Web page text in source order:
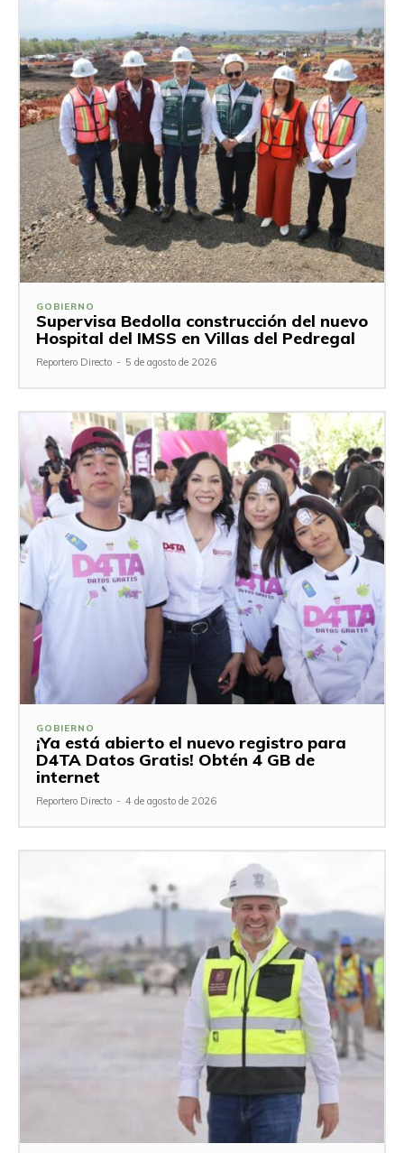
GOBIERNO
Supervisa Bedolla construcción del nuevo
Hospital del IMSS en Villas del Pedregal
Reportero Directo - 5 de agosto de 2026
GOBIERNO
¡Ya está abierto el nuevo registro para
D4TA Datos Gratis! Obtén 4 GB de
internet
Reportero Directo - 4 de agosto de 2026